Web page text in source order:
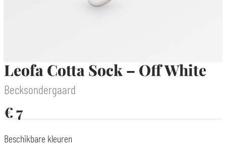
Leofa Cotta Sock – Off White
Becksondergaard
€7
Beschikbare kleuren